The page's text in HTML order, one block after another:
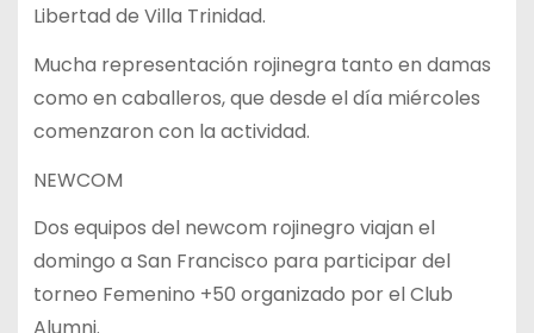
Libertad de Villa Trinidad.
Mucha representación rojinegra tanto en damas
como en caballeros, que desde el día miércoles
comenzaron con la actividad.
NEWCOM
Dos equipos del newcom rojinegro viajan el
domingo a San Francisco para participar del
torneo Femenino +50 organizado por el Club